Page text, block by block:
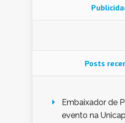
Posts
Embaixador de
evento na Unicap